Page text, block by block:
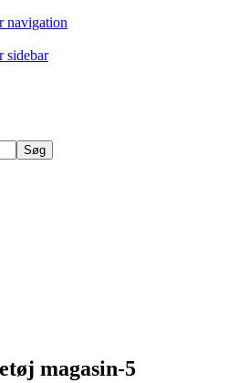
navigation
sidebar
magasin-5